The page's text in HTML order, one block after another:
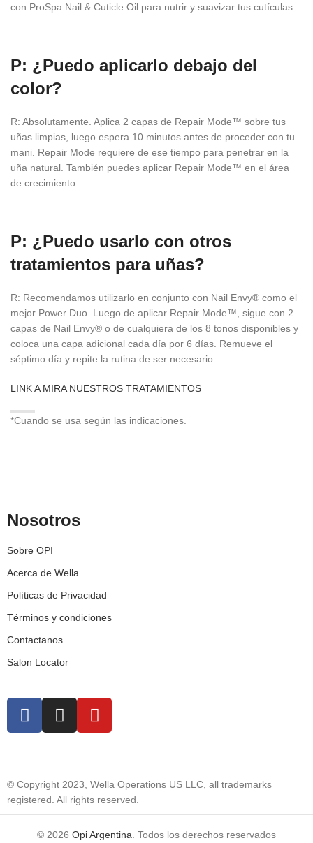
con ProSpa Nail & Cuticle Oil para nutrir y suavizar tus cutículas.
P: ¿Puedo aplicarlo debajo del
color?
R: Absolutamente. Aplica 2 capas de Repair Mode™ sobre tus
uñas limpias, luego espera 10 minutos antes de proceder con tu
mani. Repair Mode requiere de ese tiempo para penetrar en la
uña natural. También puedes aplicar Repair Mode™ en el área
de crecimiento.
P: ¿Puedo usarlo con otros
tratamientos para uñas?
R: Recomendamos utilizarlo en conjunto con Nail Envy® como el
mejor Power Duo. Luego de aplicar Repair Mode™, sigue con 2
capas de Nail Envy® o de cualquiera de los 8 tonos disponibles y
coloca una capa adicional cada día por 6 días. Remueve el
séptimo día y repite la rutina de ser necesario.
LINK A MIRA NUESTROS TRATAMIENTOS
*Cuando se usa según las indicaciones.
Nosotros
Sobre OPI
Acerca de Wella
Políticas de Privacidad
Términos y condiciones
Contactanos
Salon Locator
© Copyright 2023, Wella Operations US LLC, all trademarks
registered. All rights reserved.
© 2026 Opi Argentina . Todos los derechos reservados